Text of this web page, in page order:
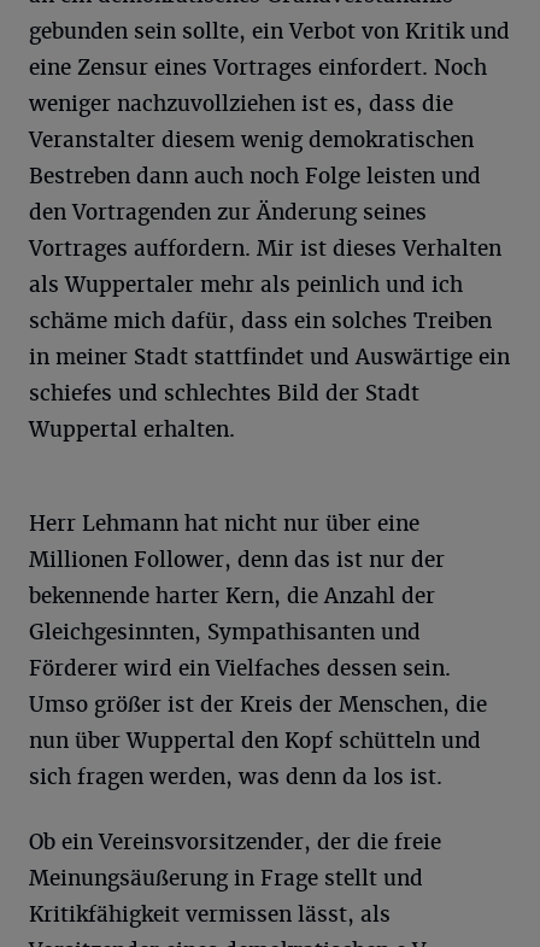
gebunden sein sollte, ein Verbot von Kritik und
eine Zensur eines Vortrages einfordert. Noch
weniger nachzuvollziehen ist es, dass die
Veranstalter diesem wenig demokratischen
Bestreben dann auch noch Folge leisten und
den Vortragenden zur Änderung seines
Vortrages auffordern. Mir ist dieses Verhalten
als Wuppertaler mehr als peinlich und ich
schäme mich dafür, dass ein solches Treiben
in meiner Stadt stattfindet und Auswärtige ein
schiefes und schlechtes Bild der Stadt
Wuppertal erhalten.
Herr Lehmann hat nicht nur über eine
Millionen Follower, denn das ist nur der
bekennende harter Kern, die Anzahl der
Gleichgesinnten, Sympathisanten und
Förderer wird ein Vielfaches dessen sein.
Umso größer ist der Kreis der Menschen, die
nun über Wuppertal den Kopf schütteln und
sich fragen werden, was denn da los ist.
Ob ein Vereinsvorsitzender, der die freie
Meinungsäußerung in Frage stellt und
Kritikfähigkeit vermissen lässt, als